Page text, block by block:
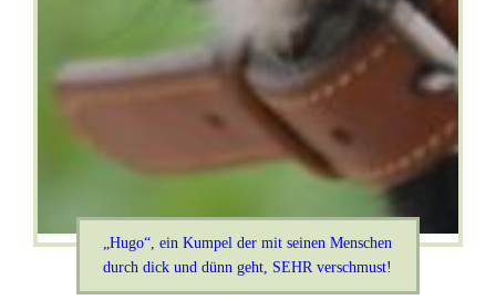
„Hugo“, ein Kumpel der mit seinen Menschen
durch dick und dünn geht, SEHR verschmust!